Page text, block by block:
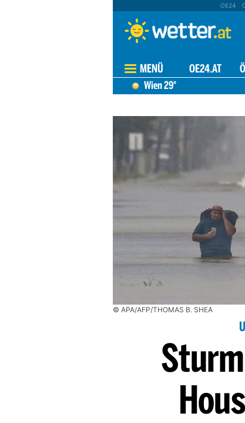
OE24
MENÜ OE24.AT
Wien29°
© APA/AFP/THOMAS B. SHEA